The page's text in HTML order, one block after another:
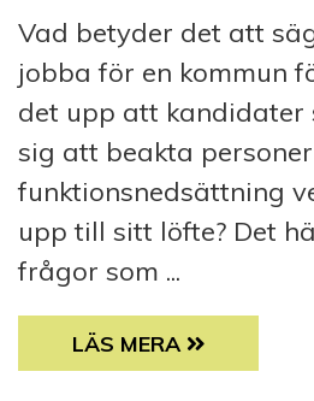
Vad betyder det att
jobba för en kommun
det upp att kandidater
sig att beakta
funktionsnedsättning
upp till sitt löfte? Det
frågor som ...
DE SÄGER ATT DE
LÄS MERA